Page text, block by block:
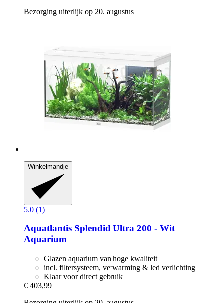
Bezorging uiterlijk op 20. augustus
Winkelmandje
5.0 (1)
Aquatlantis Splendid Ultra 200 -​ Wit
Aquarium
Glazen aquarium van hoge kwaliteit
incl. filtersysteem, verwarming & led verlichting
Klaar voor direct gebruik
€ 403,99